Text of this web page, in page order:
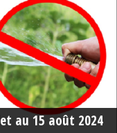
au 15 août 2024